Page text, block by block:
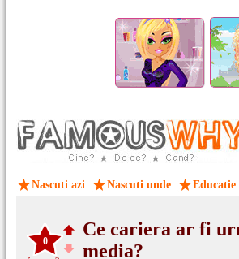
Nascuti azi Nascuti unde Educatie
0
Ce cariera ar fi
media?